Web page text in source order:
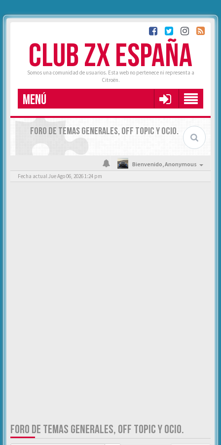
CLUB ZX ESPAÑA
Somos una comunidad de usuarios. Esta web no pertenece ni representa a
Citroën.
MENÚ
FORO DE TEMAS GENERALES, OFF TOPIC Y OCIO.
Bienvenido,Anonymous
Fecha actual Jue Ago 06, 2026 1:24 pm
FORO DE TEMAS GENERALES, OFF TOPIC Y OCIO.